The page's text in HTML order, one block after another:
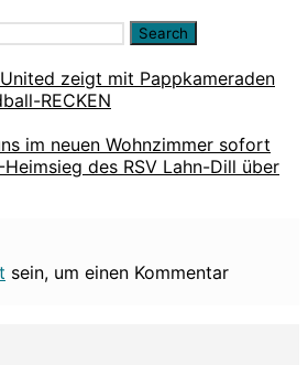
zeigt mit Pappkameraden
RECKEN
im neuen Wohnzimmer sofort
des RSV Lahn-Dill über
sein, um einen Kommentar